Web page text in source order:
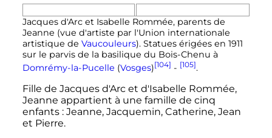
Jacques d'Arc et Isabelle Rommée, parents de
Jeanne (vue d'artiste par l'Union internationale
artistique de Vaucouleurs). Statues érigées en 1911
sur le parvis de la basilique du Bois-Chenu à
Domrémy-la-Pucelle (Vosges)[104] - [105].
Fille de Jacques d'Arc et d'Isabelle Rommée,
Jeanne appartient à une famille de cinq
enfants : Jeanne, Jacquemin, Catherine, Jean
et Pierre.